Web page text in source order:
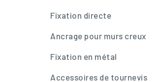
Fixation directe
Ancrage pour murs creux
Fixation en métal
Accessoires de tournevis